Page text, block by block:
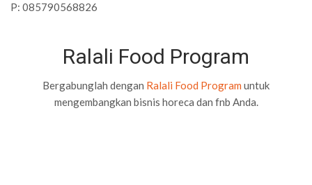
P: 085790568826
Ralali Food Program
Bergabunglah dengan Ralali Food Program untuk
mengembangkan bisnis horeca dan fnb Anda.